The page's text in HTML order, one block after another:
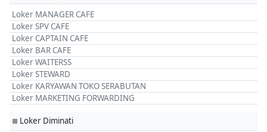
Loker MANAGER CAFE
Loker SPV CAFE
Loker CAPTAIN CAFE
Loker BAR CAFE
Loker WAITERSS
Loker STEWARD
Loker KARYAWAN TOKO SERABUTAN
Loker MARKETING FORWARDING
■ Loker Diminati